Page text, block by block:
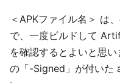
＜APKファイル名＞ は
で、一度ビルドして
を確認するとよいと思い
の「-Signed」が付いた